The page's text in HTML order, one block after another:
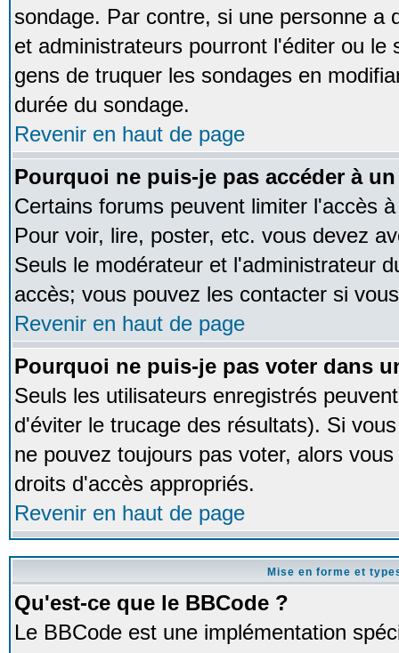
sondage. Par contre, si une personne a
et administrateurs pourront l'éditer ou le
gens de truquer les sondages en
durée du sondage.
Revenir en haut de page
Pourquoi ne puis-je pas accéder à
Certains forums peuvent limiter l'accès
Pour voir, lire, poster, etc. vous devez
Seuls le modérateur et l'administrateur
accès; vous pouvez les contacter si
Revenir en haut de page
Pourquoi ne puis-je pas voter dans
Seuls les utilisateurs enregistrés
d'éviter le trucage des résultats). Si
ne pouvez toujours pas voter, alors
droits d'accès appropriés.
Revenir en haut de page
Mise en forme et
Qu'est-ce que le BBCode ?
Le BBCode est une implémentation